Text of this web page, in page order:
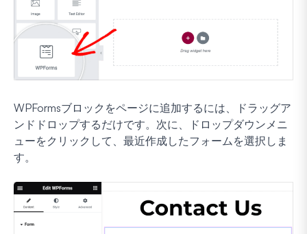
WPFormsブロックをページに追加するには、ドラッグア
ンドドロップするだけです。次に、ドロップダウンメニ
ューをクリックして、最近作成したフォームを選択しま
す。